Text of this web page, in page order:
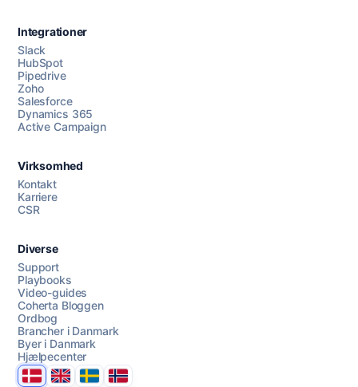
Chat med os
AI Campaign Assist
Integrationer
Slack
HubSpot
Pipedrive
Zoho
Salesforce
Dynamics 365
Active Campaign
Virksomhed
Kontakt
Karriere
CSR
Diverse
Support
Playbooks
Video-guides
Coherta Bloggen
Ordbog
Brancher i Danmark
Byer i Danmark
Hjælpecenter
DanmarkUnited Kingdom
SverigeNorge